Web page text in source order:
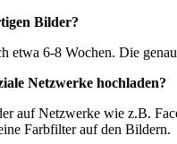
Bilder?
etwa 6-8 Wochen. Die
Netzwerke hochladen?
auf Netzwerke wie z.B.
Farbfilter auf den Bildern.